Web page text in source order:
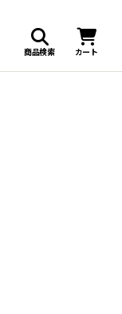
商品検索 カート